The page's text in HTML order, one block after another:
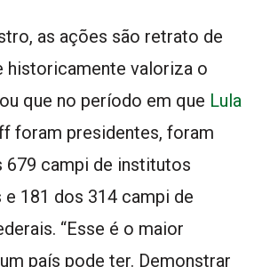
as ações são retrato de
historicamente valoriza o
que no período em que Lula
foram presidentes, foram
679 campi de institutos
181 dos 314 campi de
“Esse é o maior
país pode ter. Demonstrar